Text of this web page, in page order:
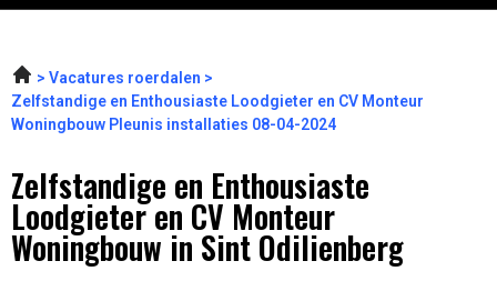
Vacatures roerdalen
Zelfstandige en Enthousiaste Loodgieter en CV Monteur
Woningbouw Pleunis installaties 08-04-2024
Zelfstandige en Enthousiaste
Loodgieter en CV Monteur
Woningbouw in Sint Odilienberg